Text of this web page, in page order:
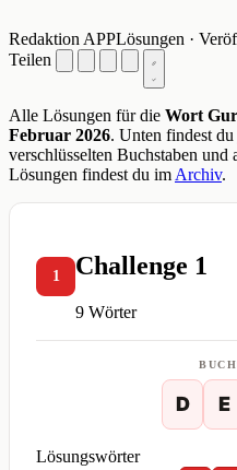
Redaktion APPLösungen ·
Teilen
Alle Lösungen für die Wort
Februar 2026. Unten findest
verschlüsselten Buchstaben
Lösungen findest du imArchiv.
1 Challenge 1
9 Wörter
D E
Lösungswörter